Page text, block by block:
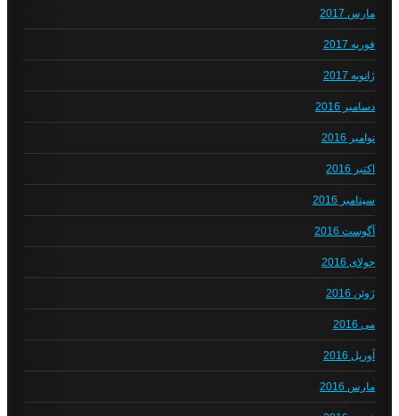
مارس 2017
فوریه 2017
ژانویه 2017
دسامبر 2016
نوامبر 2016
اکتبر 2016
سپتامبر 2016
آگوست 2016
جولای 2016
ژوئن 2016
می 2016
آوریل 2016
مارس 2016